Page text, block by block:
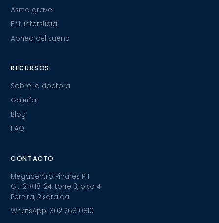
Asma grave
Enf. intersticial
Apnea del sueño
RECURSOS
Sobre la doctora
Galería
Blog
FAQ
CONTACTO
Megacentro Pinares PH
Cl. 12 #18-24, torre 3, piso 4
Pereira, Risaralda
WhatsApp: 302 268 0810